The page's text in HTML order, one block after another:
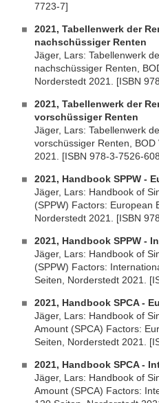
7723-7]
2021, Tabellenwerk der
nachschüssiger Renten
Jäger, Lars: Tabellenwerk
nachschüssiger Renten,
Norderstedt 2021. [ISBN
2021, Tabellenwerk der
vorschüssiger Renten
Jäger, Lars: Tabellenwerk
vorschüssiger Renten,
2021. [ISBN 978-3-7526-
2021, Handbook SPPW -
Jäger, Lars: Handbook of
(SPPW) Factors: European
Norderstedt 2021. [ISBN
2021, Handbook SPPW -
Jäger, Lars: Handbook of
(SPPW) Factors:
Seiten, Norderstedt 2021.
2021, Handbook SPCA -
Jäger, Lars: Handbook of
Amount (SPCA) Factors:
Seiten, Norderstedt 2021.
2021, Handbook SPCA -
Jäger, Lars: Handbook of
Amount (SPCA) Factors: